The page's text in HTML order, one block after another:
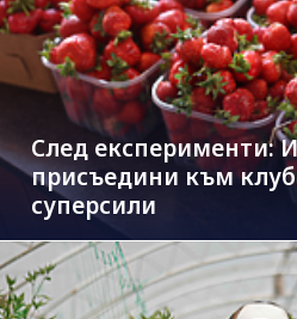
След експерименти:
присъедини към
суперсили